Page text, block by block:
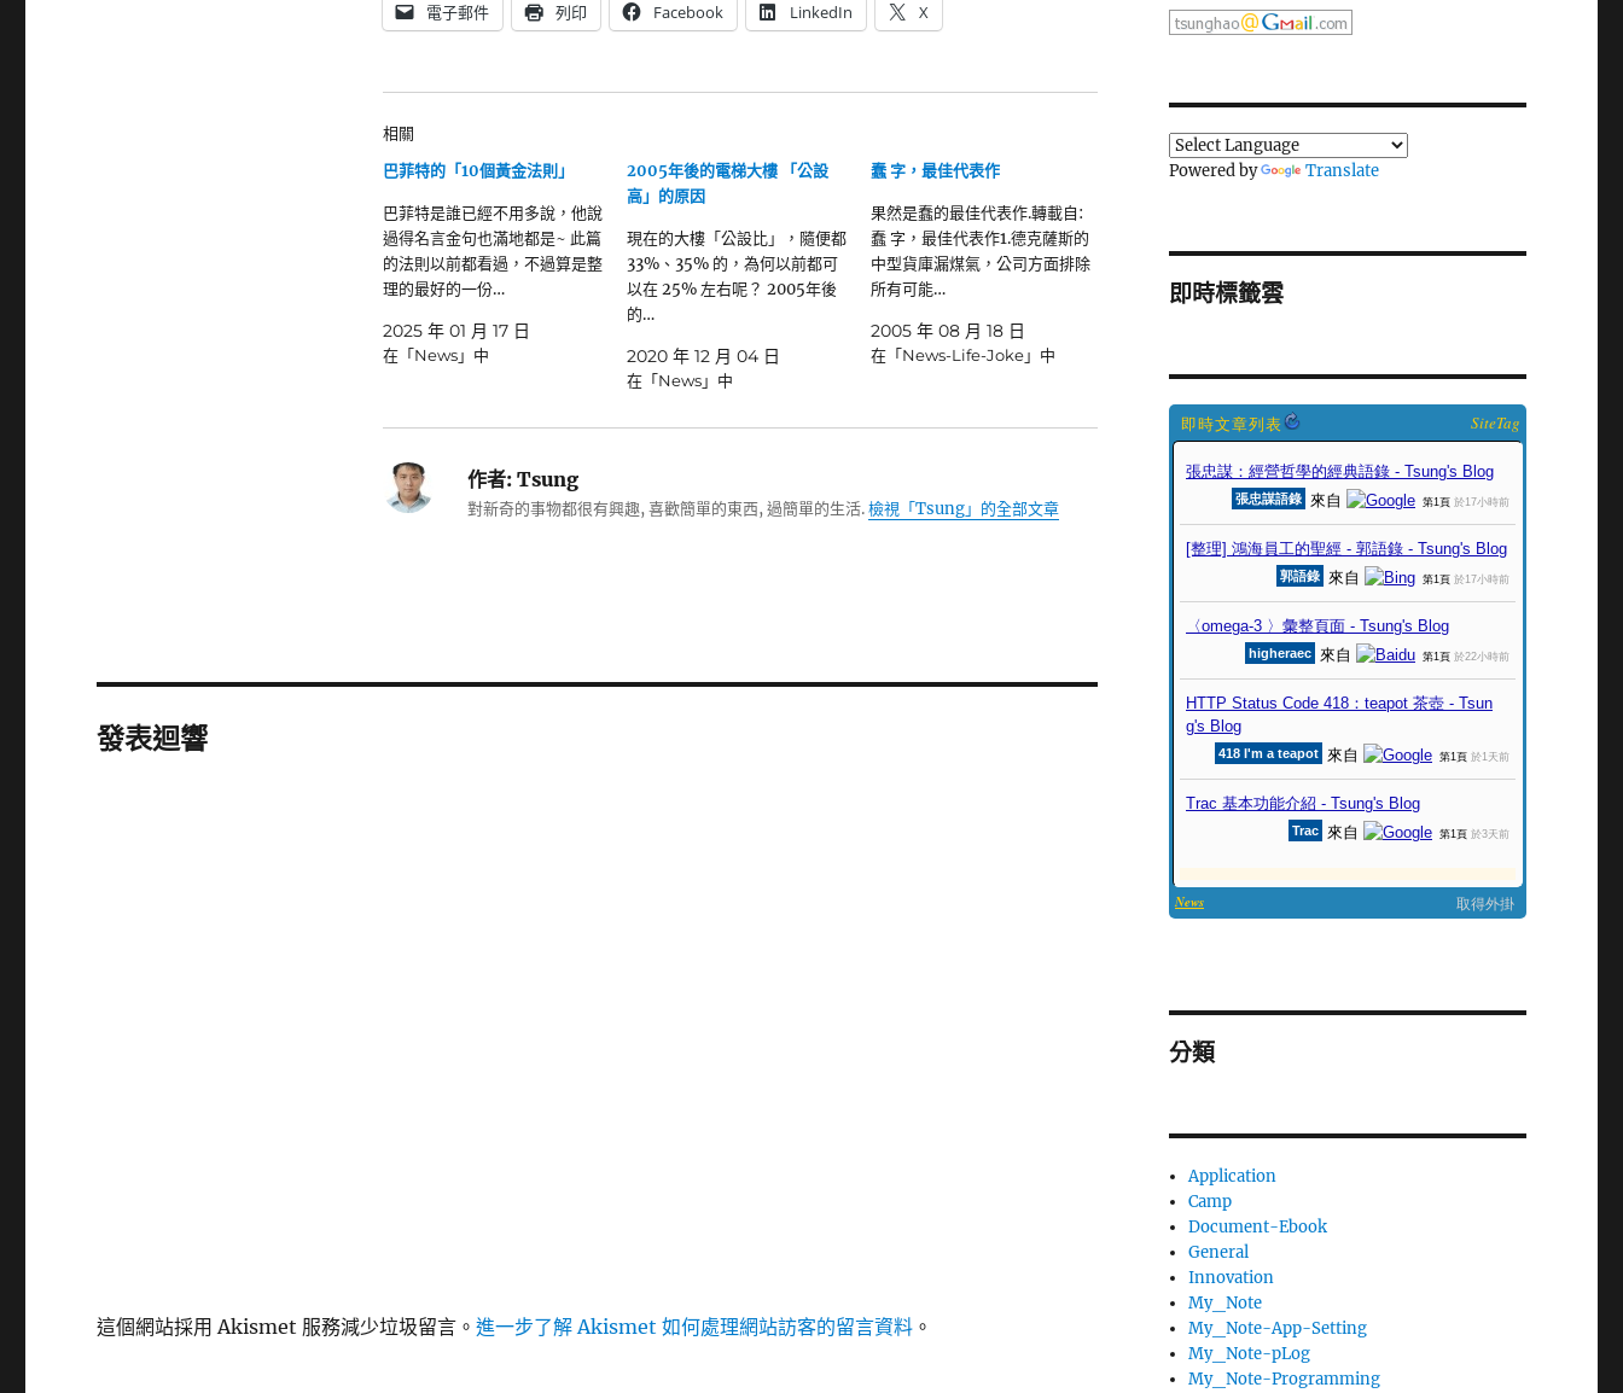
電子郵件 列印 Facebook LinkedIn X
相關
巴菲特的「10個黃金法則」
巴菲特是誰已經不用多說，他說
過得名言金句也滿地都是~ 此篇
的法則以前都看過，不過算是整
理的最好的一份…
2025 年 01 月 17 日
在「News」中
2005年後的電梯大樓 「公設
高」的原因
現在的大樓「公設比」，隨便都
33%、35% 的，為何以前都可
以在 25% 左右呢？ 2005年後
的…
2020 年 12 月 04 日
在「News」中
蠢 字，最佳代表作
果然是蠢的最佳代表作.轉載自:
蠢 字，最佳代表作1.德克薩斯的
中型貨庫漏煤氣，公司方面排除
所有可能…
2005 年 08 月 18 日
在「News-Life-Joke」中
作者:Tsung
對新奇的事物都很有興趣, 喜歡簡單的東西, 過簡單的生活.檢視「Tsung」的全部文章
發表迴響
這個網站採用 Akismet 服務減少垃圾留言。進一步了解 Akismet 如何處理網站訪客的留言資料 。
Powered by Translate
即時標籤雲
SiteTag
分類
Application
Camp
Document-Ebook
General
Innovation
My_Note
My_Note-App-Setting
My_Note-pLog
My_Note-Programming